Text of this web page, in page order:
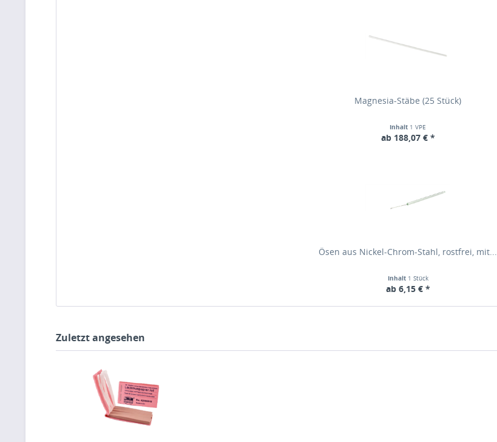
Magnesia-Stäbe (25 Stück)
Inhalt 1 VPE
ab 188,07 € *
Ösen aus Nickel-Chrom-Stahl, rostfrei, mit...
Inhalt 1 Stück
ab 6,15 € *
Zuletzt angesehen